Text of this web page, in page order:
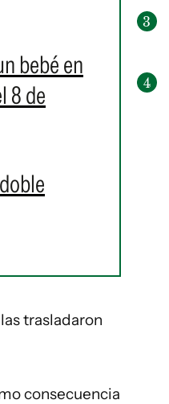
bebé en
8 de
trasladaron
consecuencia